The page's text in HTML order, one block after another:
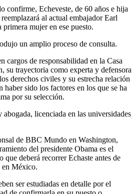
confirme, Echeveste, de 60 años e hija
al actual embajador Earl
mujer en ese puesto.
un amplio proceso de consulta.
cargos de responsabilidad en la Casa
su trayectoria como experta y defensora
derechos civiles y su estrecha relación
sido los factores en los que se ha
por su selección.
abogada, licenciada en las universidades
de BBC Mundo en Washington,
del presidente Obama es el
deberá recorrer Echaste antes de
en México.
ser estudiadas en detalle por el